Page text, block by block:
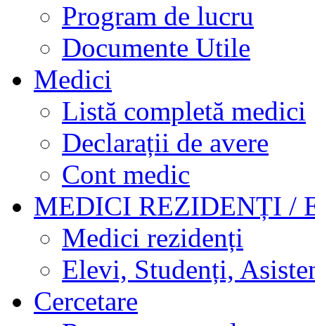
Program de lucru
Documente Utile
Medici
Listă completă medici
Declarații de avere
Cont medic
MEDICI REZIDENȚI /
Medici rezidenți
Elevi, Studenți,
Cercetare